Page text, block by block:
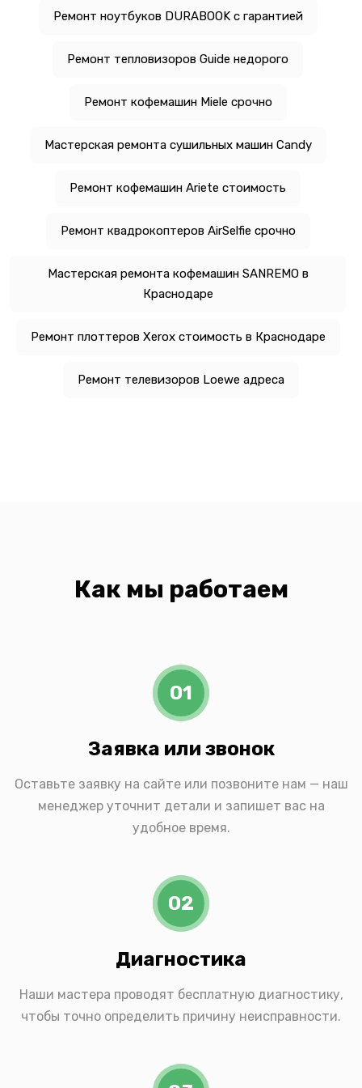
Ремонт ноутбуков DURABOOK с гарантией
Ремонт тепловизоров Guide недорого
Ремонт кофемашин Miele срочно
Мастерская ремонта сушильных машин Candy
Ремонт кофемашин Ariete стоимость
Ремонт квадрокоптеров AirSelfie срочно
Мастерская ремонта кофемашин SANREMO в
Краснодаре
Ремонт плоттеров Xerox стоимость в Краснодаре
Ремонт телевизоров Loewe адреса
Как мы работаем
01
Заявка или звонок
Оставьте заявку на сайте или позвоните нам — наш
менеджер уточнит детали и запишет вас на
удобное время.
02
Диагностика
Наши мастера проводят бесплатную диагностику,
чтобы точно определить причину неисправности.